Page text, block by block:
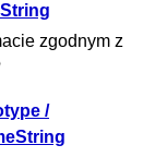
zgodnym z
/